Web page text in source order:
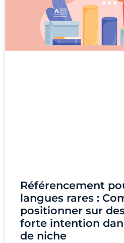
Référencement
langues rares :
positionner sur
forte intention
de niche